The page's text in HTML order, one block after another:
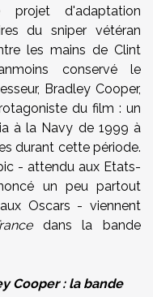
projet d'adaptation
du sniper vétéran
les mains de Clint
conservé le
Bradley Cooper,
du film : un
à la Navy de 1999 à
durant cette période.
- attendu aux Etats-
un peu partout
Oscars - viennent
dans la bande
Cooper : la bande